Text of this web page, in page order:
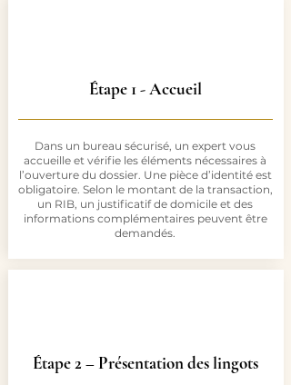
Étape 1 - Accueil
Dans un bureau sécurisé, un expert vous
accueille et vérifie les éléments nécessaires à
l’ouverture du dossier. Une pièce d’identité est
obligatoire. Selon le montant de la transaction,
un RIB, un justificatif de domicile et des
informations complémentaires peuvent être
demandés.
Étape 2 – Présentation des lingots